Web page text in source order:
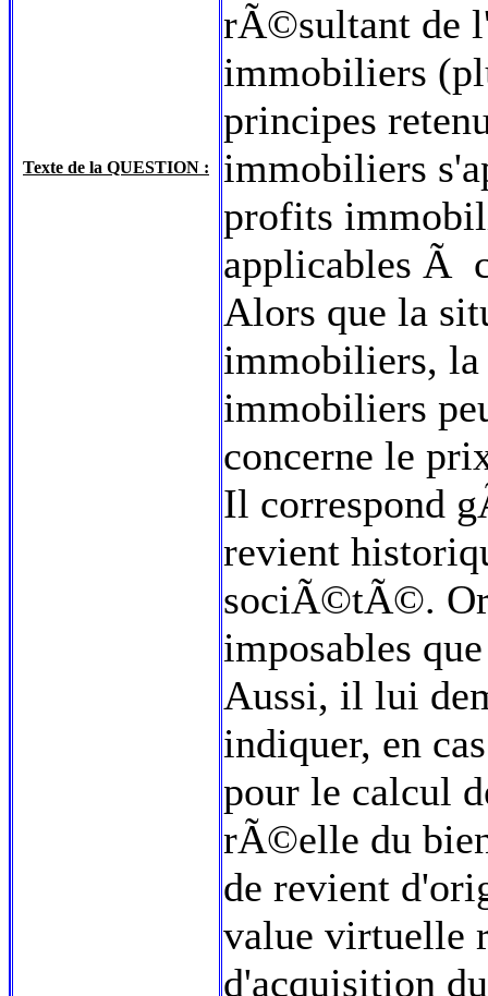
Texte de la QUESTION :
rÃ©sultant de
immobiliers
principes
immobiliers
profits
applicables Ã
Alors que la
immobiliers,
immobiliers
concerne le
Il correspond
revient
sociÃ©tÃ©. Or
imposables
Aussi, il lui
indiquer, en
pour le calcul
rÃ©elle du
de revient
value virtuelle
d'acquisition